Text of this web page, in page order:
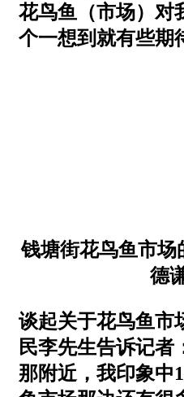
花鸟鱼（市场）对
个一想到就有些期
钱塘街花鸟鱼市场
德
谈起关于花鸟鱼市
民李先生告诉记者
那附近，我印象中